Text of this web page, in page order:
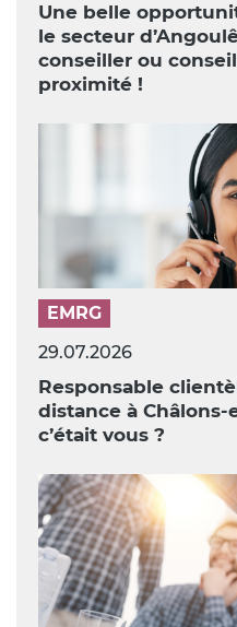
Une belle
le secteur
conseiller ou
proximité !
EMRG
29.07.2026
Responsable
distance à
c’était vous ?